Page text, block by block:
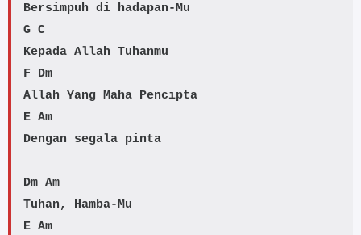
G C
F
Dm
E Am
Dengan segala pinta
Dm Am
E Am